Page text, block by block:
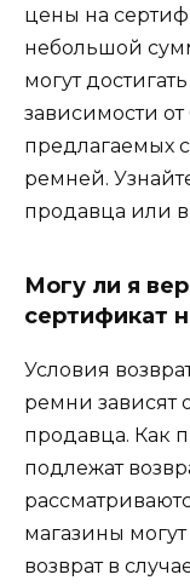
цены на
небольшой
могут
зависимости
предлагаемых
ремней.
продавца или
Могу ли я
сертификат
Условия
ремни зависят
продавца. Как
подлежат
магазины
возврат в